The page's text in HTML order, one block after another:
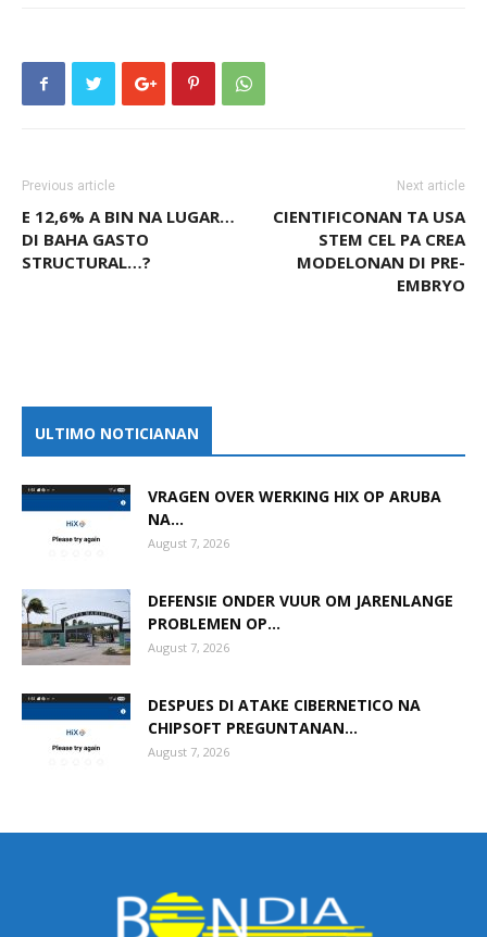
Previous article
E 12,6% A BIN NA LUGAR…
DI BAHA GASTO
STRUCTURAL…?
Next article
CIENTIFICONAN TA USA
STEM CEL PA CREA
MODELONAN DI PRE-
EMBRYO
ULTIMO NOTICIANAN
VRAGEN OVER WERKING HIX OP ARUBA
NA...
August 7, 2026
DEFENSIE ONDER VUUR OM JARENLANGE
PROBLEMEN OP...
August 7, 2026
DESPUES DI ATAKE CIBERNETICO NA
CHIPSOFT PREGUNTANAN...
August 7, 2026